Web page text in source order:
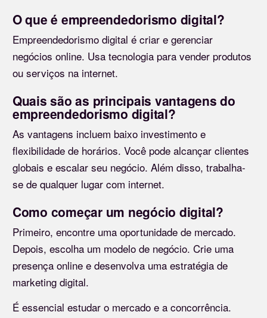
O que é empreendedorismo digital?
Empreendedorismo digital é criar e gerenciar
negócios online. Usa tecnologia para vender produtos
ou serviços na internet.
Quais são as principais vantagens do
empreendedorismo digital?
As vantagens incluem baixo investimento e
flexibilidade de horários. Você pode alcançar clientes
globais e escalar seu negócio. Além disso, trabalha-
se de qualquer lugar com internet.
Como começar um negócio digital?
Primeiro, encontre uma oportunidade de mercado.
Depois, escolha um modelo de negócio. Crie uma
presença online e desenvolva uma estratégia de
marketing digital.
É essencial estudar o mercado e a concorrência.